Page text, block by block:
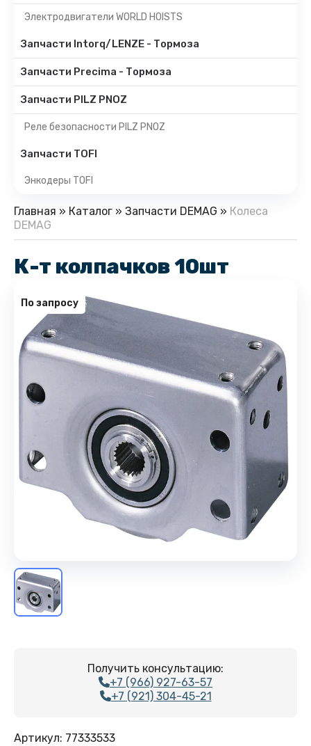
Электродвигатели WORLD HOISTS
Запчасти Intorq/LENZE - Тормоза
Запчасти Precima - Тормоза
Запчасти PILZ PNOZ
Реле безопасности PILZ PNOZ
Запчасти TOFI
Энкодеры TOFI
Главная » Каталог » Запчасти DEMAG » Колеса
DEMAG
К-т колпачков 10шт
По запросу
Получить консультацию:
+7 (966) 927-63-57
+7 (921) 304-45-21
Артикул: 77333533